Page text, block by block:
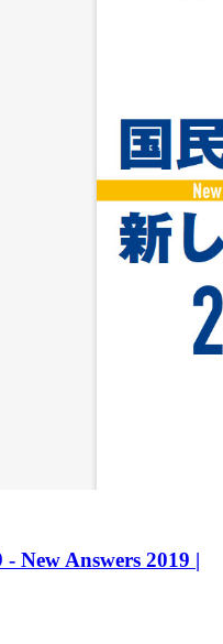
New Answers 2019 |